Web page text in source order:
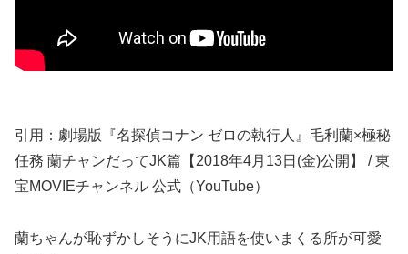
引用：劇場版『名探偵コナン ゼロの執行人』毛利蘭×極秘
任務 蘭チャンだってJK篇【2018年4月13日(金)公開】 / 東
宝MOVIEチャンネル 公式（YouTube）
蘭ちゃんが恥ずかしそうにJK用語を使いまくる所が可愛